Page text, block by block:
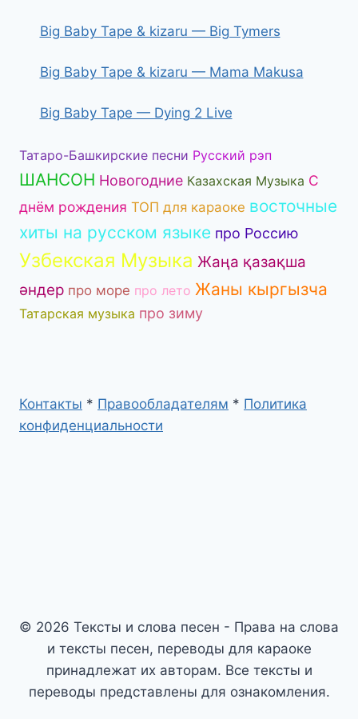
Big Baby Tape & kizaru — Big Tymers
Big Baby Tape & kizaru — Mama Makusa
Big Baby Tape — Dying 2 Live
Татаро-Башкирские песни Русский рэп
ШАНСОН Новогодние Казахская Музыка С
днём рождения ТОП для караоке восточные
хиты на русском языке про Россию
Узбекская Музыка Жаңа қазақша
әндер про море про лето Жаны кыргызча
Татарская музыка про зиму
Контакты * Правообладателям * Политика
конфиденциальности
© 2026 Тексты и слова песен - Права на слова
и тексты песен, переводы для караоке
принадлежат их авторам. Все тексты и
переводы представлены для ознакомления.